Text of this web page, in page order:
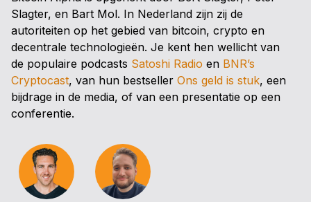
Slagter, en Bart Mol. In Nederland zijn zij de
autoriteiten op het gebied van bitcoin, crypto en
decentrale technologieën. Je kent hen wellicht van
de populaire podcasts Satoshi Radio en BNR’s
Cryptocast, van hun bestseller Ons geld is stuk, een
bijdrage in de media, of van een presentatie op een
conferentie.